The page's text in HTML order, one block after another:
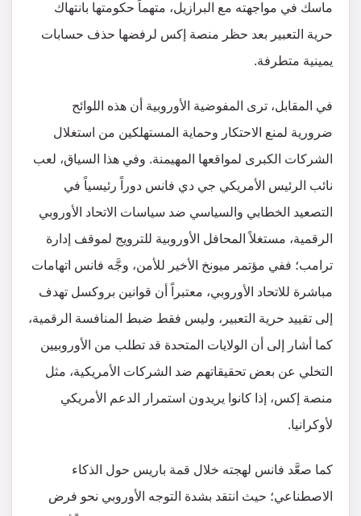
ماسك في مواجهته مع البرازيل، متهماً حكومتها بانتهاك
حرية التعبير بعد حظر منصة إكس لرفضها حذف حسابات
يمينية متطرفة.
في المقابل، ترى المفوضية الأوروبية أن هذه اللوائح
ضرورية لمنع الاحتكار وحماية المستهلكين من استغلال
الشركات الكبرى لمواقعها المهيمنة. وفي هذا السياق، لعب
نائب الرئيس الأمريكي جي دي فانس دوراً رئيسياً في
التصعيد الخطابي والسياسي ضد سياسات الاتحاد الأوروبي
الرقمية، مستغلاً المحافل الأوروبية للترويج لموقف إدارة
ترامب؛ ففي مؤتمر ميونخ الأخير للأمن، وجَّه فانس اتهامات
مباشرة للاتحاد الأوروبي، معتبراً أن قوانين بروكسل تهدف
إلى تقييد حرية التعبير، وليس فقط ضبط المنافسة الرقمية،
كما أشار إلى أن الولايات المتحدة قد تطلب من الأوروبيين
التخلي عن بعض تحقيقاتهم ضد الشركات الأمريكية، مثل
منصة إكس، إذا كانوا يريدون استمرار الدعم الأمريكي
لأوكرانيا.
كما صعَّد فانس لهجته خلال قمة باريس حول الذكاء
الاصطناعي؛ حيث انتقد بشدة التوجه الأوروبي نحو فرض